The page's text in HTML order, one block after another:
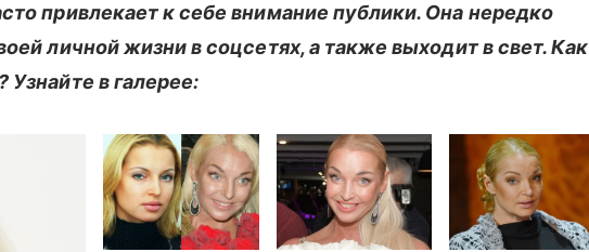
привлекает к себе внимание публики. Она нередко
личной жизни в соцсетях, а также выходит в свет. Как
в галерее: